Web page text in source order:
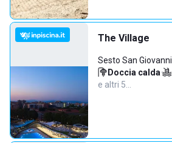
The Village
Sesto San Giovanni
Doccia calda·
e altri 5…